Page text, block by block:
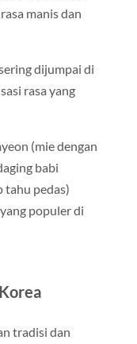
manis dan
dijumpai di
rasa yang
(mie dengan
babi
tahu pedas)
populer di
tradisi dan